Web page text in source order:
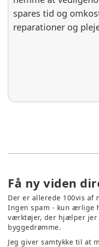
spares tid og
reparationer og
Få ny viden
Der er allerede 100vis af
Ingen spam - kun ærlige
værktøjer, der hjælper jer
byggedrømme.
Jeg giver samtykke til at